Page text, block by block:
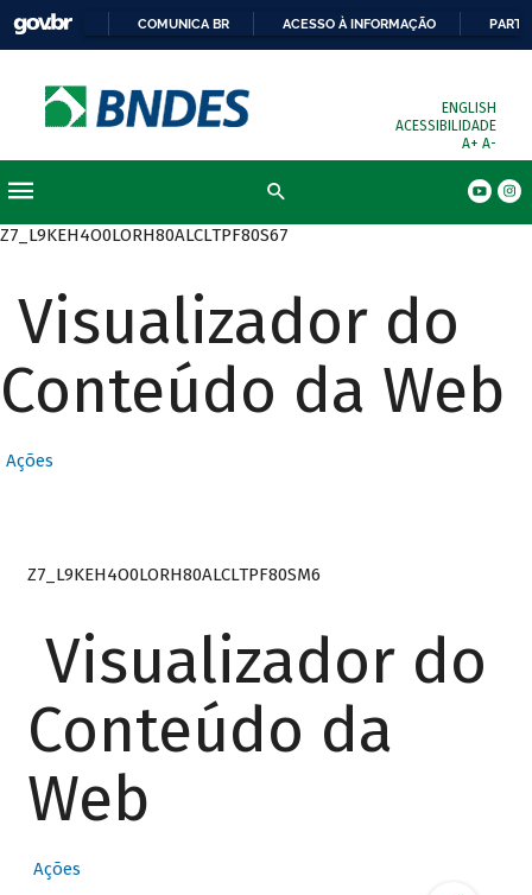
COMUNICA BR ACESSO À INFORMAÇÃO
ENGLISH
ACESSIBILIDADE
A+ A-
Z7_L9KEH4O0LORH80ALCLTPF80S67
Visualizador do
Conteúdo da Web
Ações
Z7_L9KEH4O0LORH80ALCLTPF80SM6
Visualizador do
Conteúdo da
Web
Ações